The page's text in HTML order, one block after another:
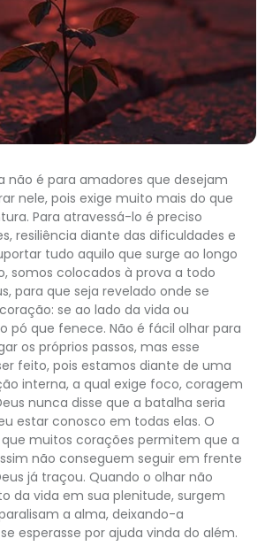
não é para amadores que desejam
nele, pois exige muito mais do que
Para atravessá-lo é preciso
resiliência diante das dificuldades e
tudo aquilo que surge ao longo
somos colocados à prova a todo
para que seja revelado onde se
se ao lado da vida ou
pó que fenece. Não é fácil olhar para
os próprios passos, mas esse
feito, pois estamos diante de uma
interna, a qual exige foco, coragem
nunca disse que a batalha seria
estar conosco em todas elas. O
muitos corações permitem que a
não conseguem seguir em frente
já traçou. Quando o olhar não
da vida em sua plenitude, surgem
a alma, deixando-a
esperasse por ajuda vinda do além.